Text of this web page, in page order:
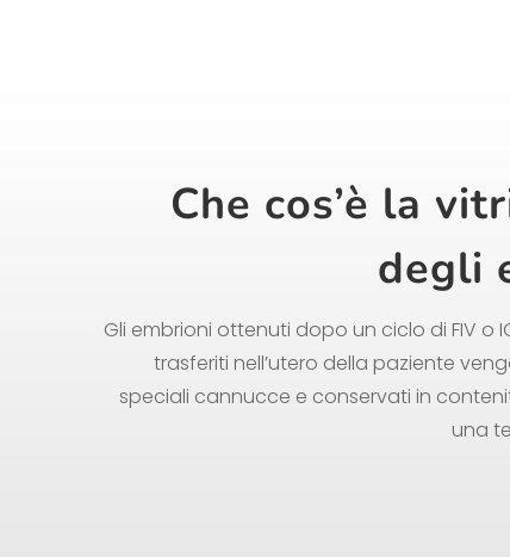
Che cos’è la
degli
Gli embrioni ottenuti dopo un ciclo di FIV o
trasferiti nell’utero della paziente
speciali cannucce e conservati in
una